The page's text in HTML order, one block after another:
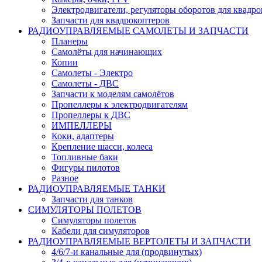
Электродвигатели, регуляторы оборотов для
Запчасти для квадрокоптеров
РАДИОУПРАВЛЯЕМЫЕ САМОЛЕТЫ И ЗАПЧАСТИ
Планеры
Самолёты для начинающих
Копии
Самолеты - Электро
Самолеты - ДВС
Запчасти к моделям самолётов
Пропеллеры к электродвигателям
Пропеллеры к ДВС
ИМПЕЛЛЕРЫ
Коки, адаптеры
Крепление шасси, колеса
Топливные баки
Фигуры пилотов
Разное
РАДИОУПРАВЛЯЕМЫЕ ТАНКИ
Запчасти для танков
СИМУЛЯТОРЫ ПОЛЕТОВ
Симуляторы полетов
Кабели для симуляторов
РАДИОУПРАВЛЯЕМЫЕ ВЕРТОЛЕТЫ И ЗАПЧАСТИ
4/6/7-и канальные для (продвинутых)